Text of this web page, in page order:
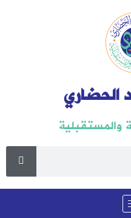
الحضاري
والمستقبلية